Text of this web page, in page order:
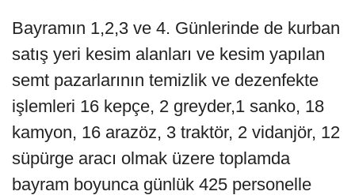
Bayramın 1,2,3 ve 4. Günlerinde de kurban
satış yeri kesim alanları ve kesim yapılan
semt pazarlarının temizlik ve dezenfekte
işlemleri 16 kepçe, 2 greyder,1 sanko, 18
kamyon, 16 arazöz, 3 traktör, 2 vidanjör, 12
süpürge aracı olmak üzere toplamda
bayram boyunca günlük 425 personelle